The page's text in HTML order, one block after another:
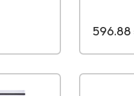
596.88